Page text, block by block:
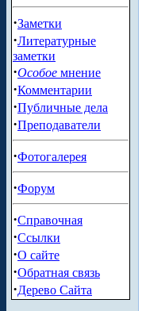
·Заметки
·Литературные
заметки
·Особое мнение
·Комментарии
·Публичные дела
·Преподаватели
·Фотогалерея
·Форум
·Справочная
·Ссылки
·О сайте
·Обратная связь
·Дерево Сайта